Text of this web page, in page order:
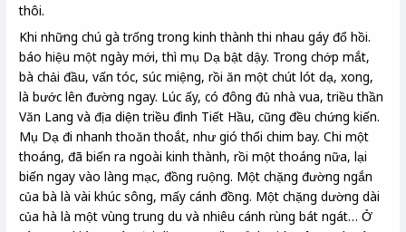
thôi.
Khi những chú gà trống trong kinh thành thi nhau gáy đổ hồi.
báo hiệu một ngày mới, thì mụ Dạ bật dậy. Trong chớp mắt,
bà chải đầu, vấn tóc, súc miệng, rồi ăn một chút lót dạ, xong,
là bước lên đường ngay. Lúc ấy, có đông đủ nhà vua, triều thần
Văn Lang và địa diện triều đình Tiết Hầu, cũng đều chứng kiến.
Mụ Dạ đi nhanh thoăn thoắt, như gió thổi chim bay. Chi một
thoáng, đã biến ra ngoài kinh thành, rồi một thoáng nữa, lại
biến ngay vào làng mạc, đồng ruộng. Một chặng đường ngắn
của bà là vài khúc sông, mấy cánh đồng. Một chặng dường dài
của hà là một vùng trung du và nhiêu cánh rùng bát ngát… Ở